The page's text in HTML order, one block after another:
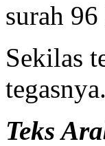
surah
Sekilas
Teks